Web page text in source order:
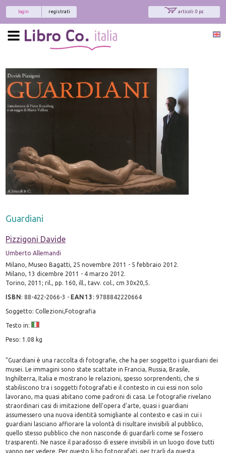
articoli: 0 pz.
registrati
login
Guardiani
Pizzigoni Davide
Umberto Allemandi
Milano, Museo Bagatti, 25 novembre 2011 - 5 febbraio 2012.
Milano, 13 dicembre 2011 - 4 marzo 2012.
Torino, 2011; ril., pp. 160, ill., tavv. col., cm 30x20,5.
ISBN:88-422-2066-3 - EAN13 :9788842220664
Soggetto: Collezioni,Fotografia
Testo in:
Peso: 1.08 kg
"Guardiani è una raccolta di fotografie, che ha per soggetto i guardiani dei
musei. Le immagini sono state scattate in Francia, Russia, Brasile,
Inghilterra, Italia e mostrano le relazioni, spesso sorprendenti, che si
stabiliscono tra i soggetti fotografati e il contesto in cui essi non solo
lavorano, ma quasi abitano come padroni di casa. Le fotografie rivelano
straordinari casi di imitazione dell'opera d'arte, quasi i guardiani
assumessero una nuova identità somigliante al contesto e casi in cui i
guardiani lasciano affiorare la volontà di risultare invisibili al pubblico,
quello stesso pubblico che non nasconde di guardarli come se fossero
trasparenti. Ne nasce il paradosso di essere invisibili in un luogo dove tutti
vanno per vedere. Per questo li ho fotografati, per trarli da questa